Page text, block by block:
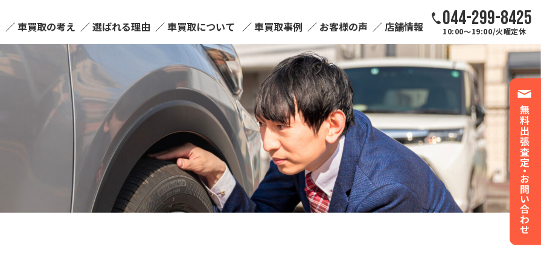
車買取の考え 選ばれる理由 車買取について 車買取事例 お客様の声 店舗情報 044-299-8425
10:00～19:00/火曜定休